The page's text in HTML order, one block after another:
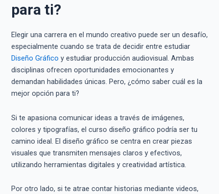
para ti?
Elegir una carrera en el mundo creativo puede ser un desafío,
especialmente cuando se trata de decidir entre estudiar
Diseño Gráfico y estudiar producción audiovisual. Ambas
disciplinas ofrecen oportunidades emocionantes y
demandan habilidades únicas. Pero, ¿cómo saber cuál es la
mejor opción para ti?
Si te apasiona comunicar ideas a través de imágenes,
colores y tipografías, el curso diseño gráfico podría ser tu
camino ideal. El diseño gráfico se centra en crear piezas
visuales que transmiten mensajes claros y efectivos,
utilizando herramientas digitales y creatividad artística.
Por otro lado, si te atrae contar historias mediante videos,